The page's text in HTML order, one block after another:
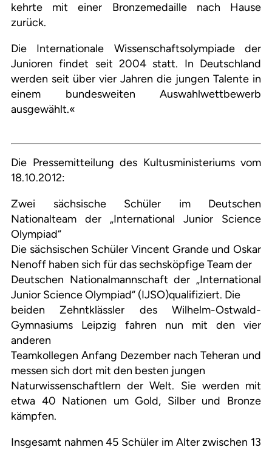
kehrte mit einer Bronzemedaille nach Hause
zurück.
Die Internationale Wissenschaftsolympiade der
Junioren findet seit 2004 statt. In Deutschland
werden seit über vier Jahren die jungen Talente in
einem bundesweiten Auswahlwettbewerb
ausgewählt.«
Die Pressemitteilung des Kultusministeriums vom
18.10.2012:
Zwei sächsische Schüler im Deutschen
Nationalteam der „International Junior Science
Olympiad“
Die sächsischen Schüler Vincent Grande und Oskar
Nenoff haben sich für das sechsköpfige Team der
Deutschen Nationalmannschaft der „International
Junior Science Olympiad“ (IJSO)qualifiziert. Die
beiden Zehntklässler des Wilhelm-Ostwald-
Gymnasiums Leipzig fahren nun mit den vier
anderen
Teamkollegen Anfang Dezember nach Teheran und
messen sich dort mit den besten jungen
Naturwissenschaftlern der Welt. Sie werden mit
etwa 40 Nationen um Gold, Silber und Bronze
kämpfen.
Insgesamt nahmen 45 Schüler im Alter zwischen 13